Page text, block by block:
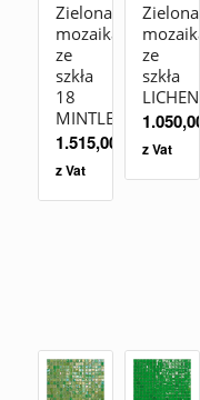
Zielona
mozaika
ze
szkła
18
MINTLEAVES
1.515,00
z Vat
Zielona
mozaika
ze
szkła
LICHEN
1.050,00
z Vat